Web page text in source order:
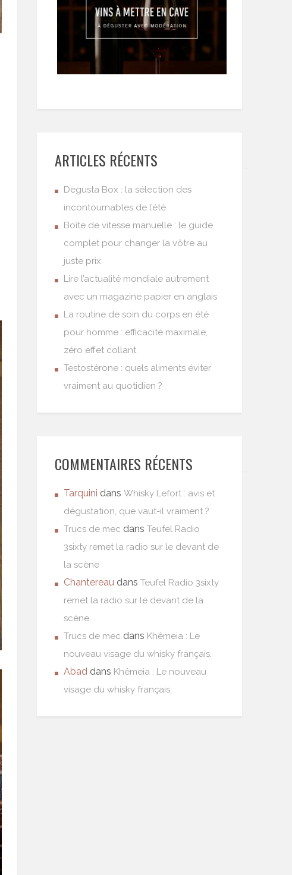
ARTICLES RÉCENTS
Degusta Box : la sélection des
incontournables de l’été
Boîte de vitesse manuelle : le guide
complet pour changer la vôtre au
juste prix
Lire l’actualité mondiale autrement
avec un magazine papier en anglais
La routine de soin du corps en été
pour homme : efficacité maximale,
zéro effet collant
Testostérone : quels aliments éviter
vraiment au quotidien ?
COMMENTAIRES RÉCENTS
Tarquini dans Whisky Lefort : avis et
dégustation, que vaut-il vraiment ?
Trucs de mec dans Teufel Radio
3sixty remet la radio sur le devant de
la scène
Chantereau dans Teufel Radio 3sixty
remet la radio sur le devant de la
scène
Trucs de mec dans Khêmeia : Le
nouveau visage du whisky français.
Abad dans Khêmeia : Le nouveau
visage du whisky français.